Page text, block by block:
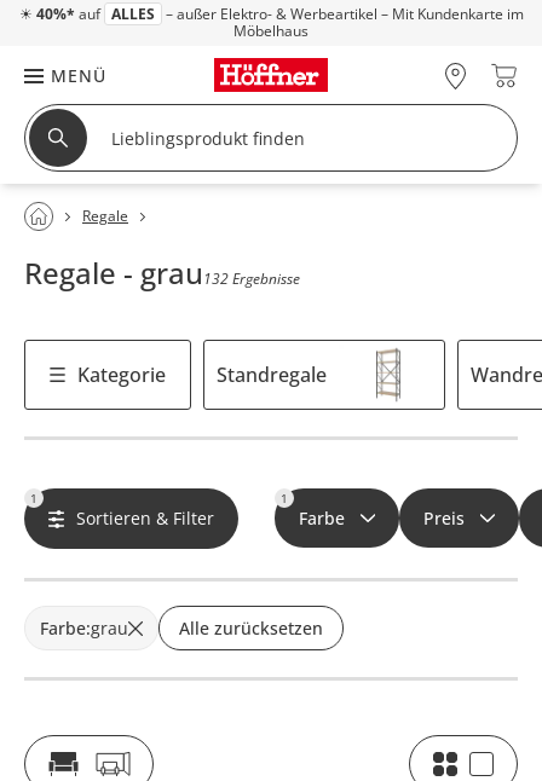
☀ 40%* auf ALLES – außer Elektro- & Werbeartikel – Mit Kundenkarte im
Möbelhaus
MENÜ
Regale
Regale - grau 132 Ergebnisse
Kategorie Standregale
1
Sortieren & Filter
1
Farbe Preis
Farbe:grau Alle zurücksetzen